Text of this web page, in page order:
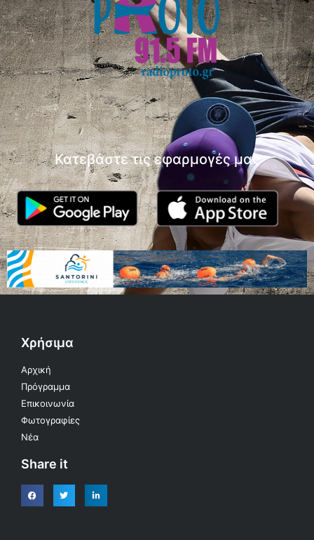
Κατεβάστε τις εφαρμογές μας
Χρήσιμα
Αρχική
Πρόγραμμα
Επικοινωνία
Φωτογραφίες
Νέα
Share it